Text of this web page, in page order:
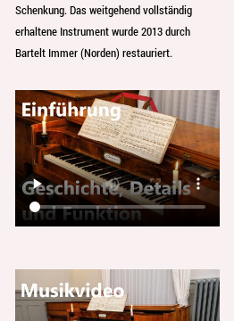
Schenkung. Das weitgehend vollständig
erhaltene Instrument wurde 2013 durch
Bartelt Immer (Norden) restauriert.